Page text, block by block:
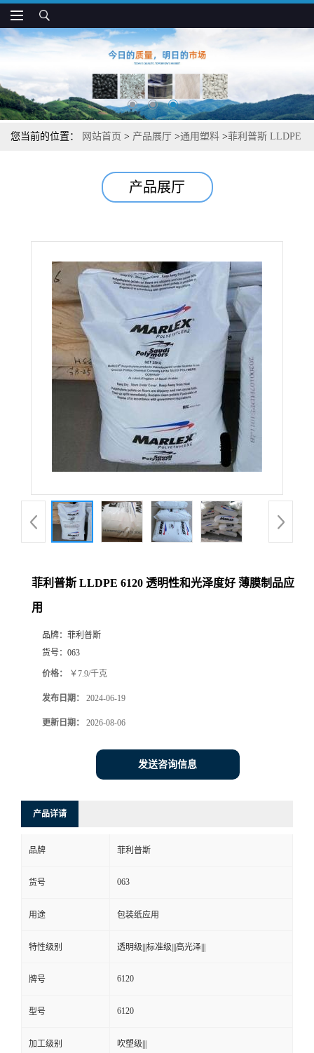
您当前的位置： 网站首页 > 产品展厅 >通用塑料 >菲利普斯 LLDPE
产品展厅
菲利普斯 LLDPE 6120 透明性和光泽度好 薄膜制品应
用
品牌： 菲利普斯
货号： 063
价格： ￥7.9/千克
发布日期： 2024-06-19
更新日期： 2026-08-06
发送咨询信息
产品详请
品牌 菲利普斯
货号 063
用途 包装纸应用
特性级别 透明级|||标准级|||高光泽|||
牌号 6120
型号 6120
加工级别 吹塑级|||